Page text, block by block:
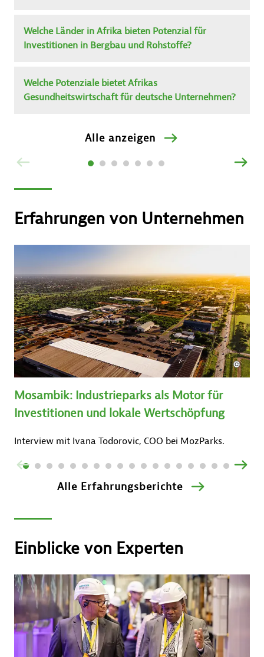
Welche Länder in Afrika bieten Potenzial für
Investitionen in Bergbau und Rohstoffe?
Welche Potenziale bietet Afrikas
Gesundheitswirtschaft für deutsche Unternehmen?
Alle anzeigen
VOR
Erfahrungen von Unternehmen
Mosambik: Industrieparks als Motor für
Investitionen und lokale Wertschöpfung
Interview mit Ivana Todorovic, COO bei MozParks.
Alle Erfahrungsberichte
Einblicke von Experten